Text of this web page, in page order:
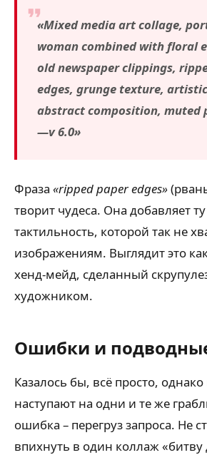
«Mixed media art collage,
woman combined with floral
old newspaper clippings,
edges, grunge texture,
abstract composition, muted
—v 6.0»
Фраза «ripped paper edges»
творит чудеса. Она добавляет
тактильность, которой так не
изображениям. Выглядит это
хенд-мейд, сделанный
художником.
Ошибки и
Казалось бы, всё просто,
наступают на одни и те же
ошибка – перегруз запроса. Не
впихнуть в один коллаж «битву